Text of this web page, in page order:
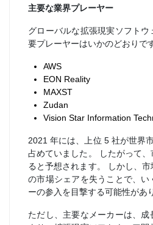
主要な業界プレーヤー
グローバルな拡張現実ソフト
要プレーヤーはいかのどおりで
AWS
EON Reality
MAXST
Zudan
Vision Star Information
2021 年には、上位 5 社が世界
占めていました。 したがって
ると予想されます。 しかし、
の市場シェアを失うことで、い
ーの参入を目撃する可能性があ
ただし、主要なメーカーは、成